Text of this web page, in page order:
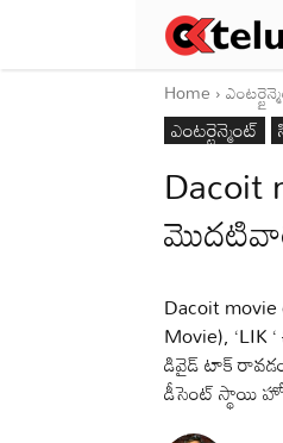
Home
ఎంటర్టైన్మెంట్
Dacoit
Dacoit
Movie),
డివైడ్ టాక్
డీసెంట్ స్థాయి